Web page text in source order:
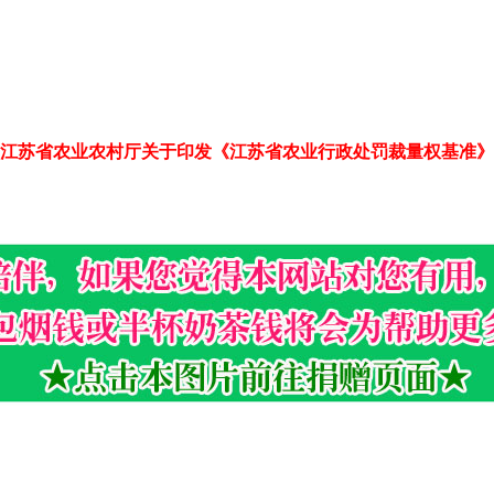
苏省农业农村厅关于印发《江苏省农业行政处罚裁量权基准